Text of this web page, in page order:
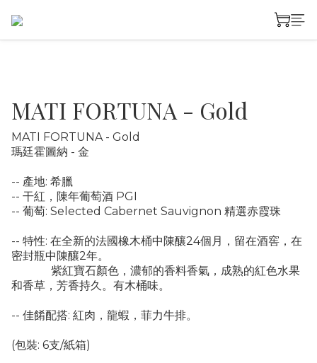
MATI FORTUNA - Gold
MATI FORTUNA - Gold
瑪廷霍圖納 - 金
-- 產地: 希臘
-- 干紅，陳年葡萄酒 PGI
-- 葡萄: Selected Cabernet Sauvignon 精選赤霞珠
-- 特性: 在全新的法國橡木桶中陳釀24個月，留在酒窖，在
密封瓶中陳釀2年。
和香草，芳香持久。有木桶味。
-- 佳餚配搭: 紅肉，龍蝦，菲力牛排。
(包裝: 6支/紙箱)